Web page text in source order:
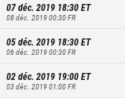
07 déc. 2019 18:30ET
08 déc. 2019 00:30FR
05 déc. 2019 18:30ET
06 déc. 2019 00:30FR
02 déc. 2019 19:00ET
03 déc. 2019 01:00FR